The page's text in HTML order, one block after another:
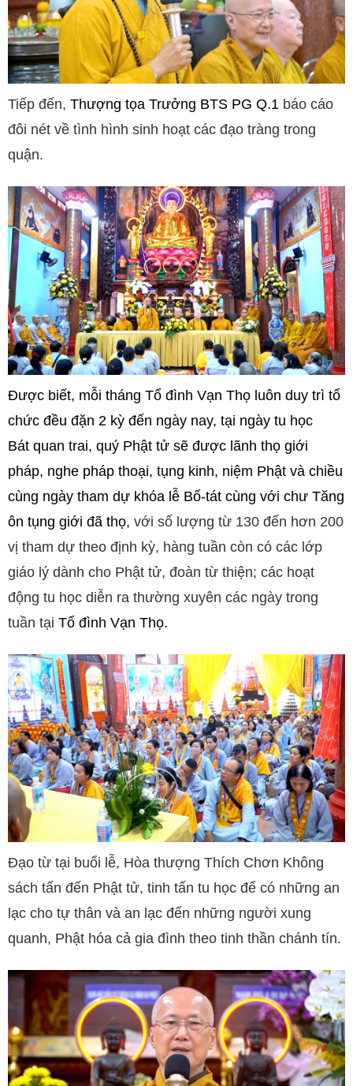
Tiếp đến, Thượng tọa Trưởng BTS PG Q.1 báo cáo
đôi nét về tình hình sinh hoạt các đạo tràng trong
quận.
Được biết, mỗi tháng Tổ đình Vạn Thọ luôn duy trì tổ
chức đều đặn 2 kỳ đến ngày nay, tại ngày tu học
Bát quan trai, quý Phật tử sẽ được lãnh thọ giới
pháp, nghe pháp thoại, tụng kinh, niệm Phật và chiều
cùng ngày tham dự khóa lễ Bố-tát cùng với chư Tăng
ôn tụng giới đã thọ, với số lượng từ 130 đến hơn 200
vị tham dự theo định kỳ, hàng tuần còn có các lớp
giáo lý dành cho Phật tử, đoàn từ thiện; các hoạt
động tu học diễn ra thường xuyên các ngày trong
tuần tại Tổ đình Vạn Thọ.
Đạo từ tại buổi lễ, Hòa thượng Thích Chơn Không
sách tấn đến Phật tử, tinh tấn tu học để có những an
lạc cho tự thân và an lạc đến những người xung
quanh, Phật hóa cả gia đình theo tinh thần chánh tín.